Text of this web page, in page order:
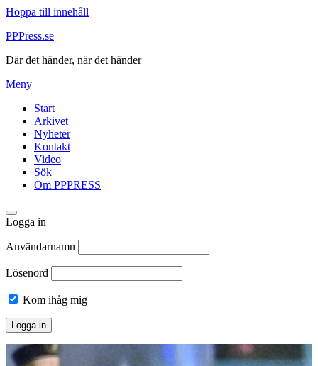
Hoppa till innehåll
PPPress.se
Där det händer, när det händer
Meny
Start
Arkivet
Nyheter
Kontakt
Video
Sök
Om PPPRESS
Logga in
Användarnamn
Lösenord
Kom ihåg mig